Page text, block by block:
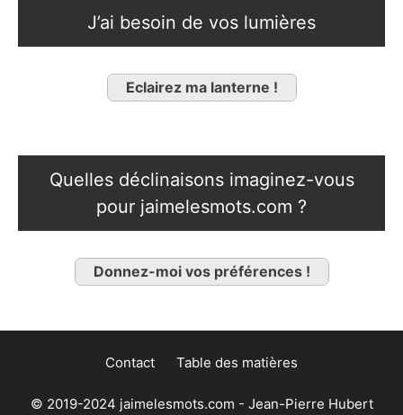
J’ai besoin de vos lumières
Eclairez ma lanterne !
Quelles déclinaisons imaginez-vous
pour jaimelesmots.com ?
Donnez-moi vos préférences !
Contact Table des matières
© 2019-2024 jaimelesmots.com - Jean-Pierre Hubert